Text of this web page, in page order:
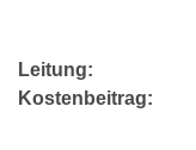
Leitung:
Kostenbeitrag: